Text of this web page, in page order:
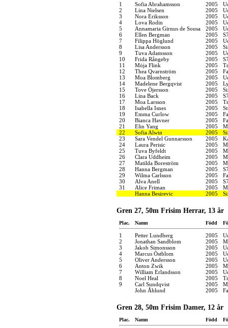
1 Sofia Abrahamsson 2005
2
Lina Nielsen 2005
3
Nora Eriksson 2005
4
Lova Rodin 2005
5
Annamaria Girnus de Sousa 2005
6
Ellen Bergman 2005
7
Filippa Höglund 2005
8
Lisa Andersson 2005
9
Tuva Adamsson 2005
10
Frida Rångeby 2005
11
Möja Flink 2005
12
Thea Qvarnström 2005
13
Moa Blomberg 2005
14
Madelene Bergqvist 2005
15
Tove Öjersson 2005
16
Lina Back 2005
17
Moa Larsson 2005
18
Isabella Isnes 2005
19
Emma Curlow 2005
20
Bianca Havner 2005
21
Elin Yang 2005
22
Sofia Alwin 2005
23
Sara Vendel Gunnarsson 2005
24
Laura Perisic 2005
25
Tuva Byfeldt 2005
26
Clara Uddheim 2005
27
Matilda Boreström 2005
28
Hanna Bergman 2005
29
Wilma Carlsson 2005
30
Alva Anell 2005
31
Alice Friman 2005
Hanna Besirevic
2005
Gren 27, 50m Frisim Herrar, 13 år
Plac. Namn Född
1 Petter Lundberg 2005
2
Jonathan Sandblom 2005
3
Jakob Simonsson 2005
4
Marcus Östblom 2005
5
Oliver Andersson 2005
6
Anton Zwik 2005
7
William Erlandsson 2005
8
Noel Heal 2005
9
Carl Sundqvist 2005
John Åhlund
2005
Gren 28, 50m Frisim Damer, 12 år
Plac. Namn Född